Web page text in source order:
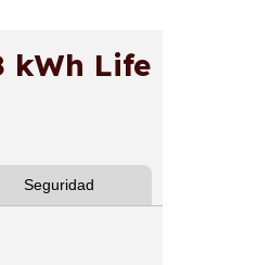
kWh Life
Seguridad